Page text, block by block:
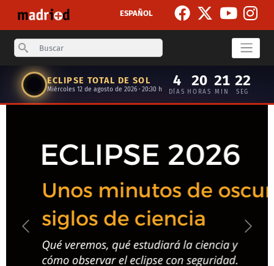
ESPAÑOL
Search
ECLIPSE TOTAL DE SOL
Miércoles 12 de agosto de 2026 · 20:30 h
4
DÍAS
20
HORAS
21
MIN
22
SEG
Anterior